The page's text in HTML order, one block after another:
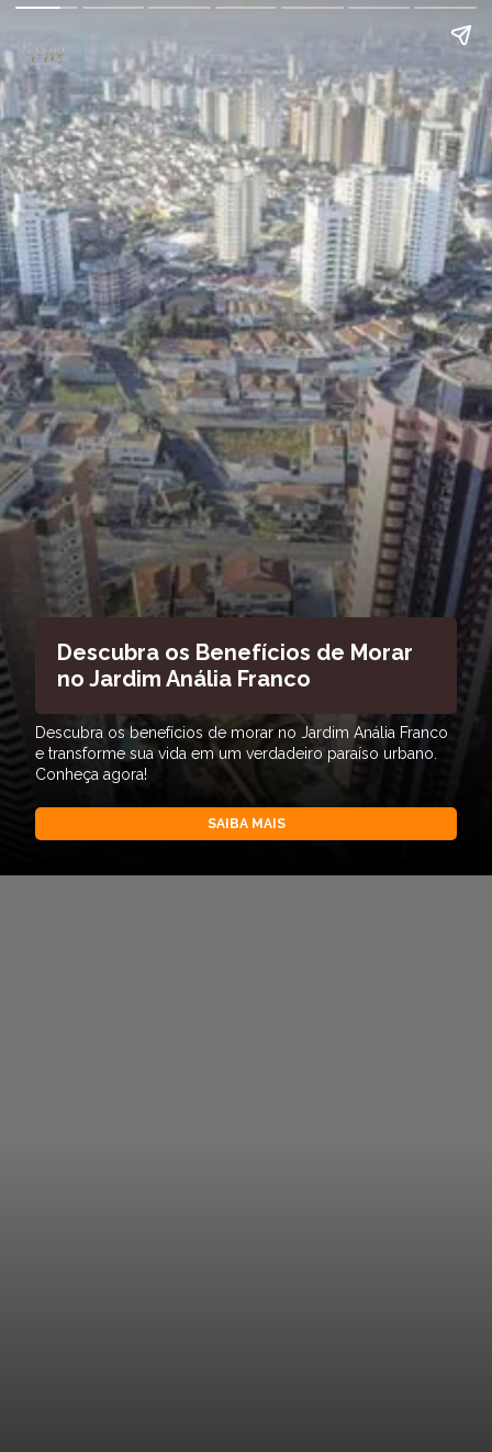
Descubra os Benefícios de Morar
no Jardim Anália Franco
Descubra os benefícios de morar no Jardim Anália Franco
e transforme sua vida em um verdadeiro paraíso urbano.
Conheça agora!
SAIBA MAIS